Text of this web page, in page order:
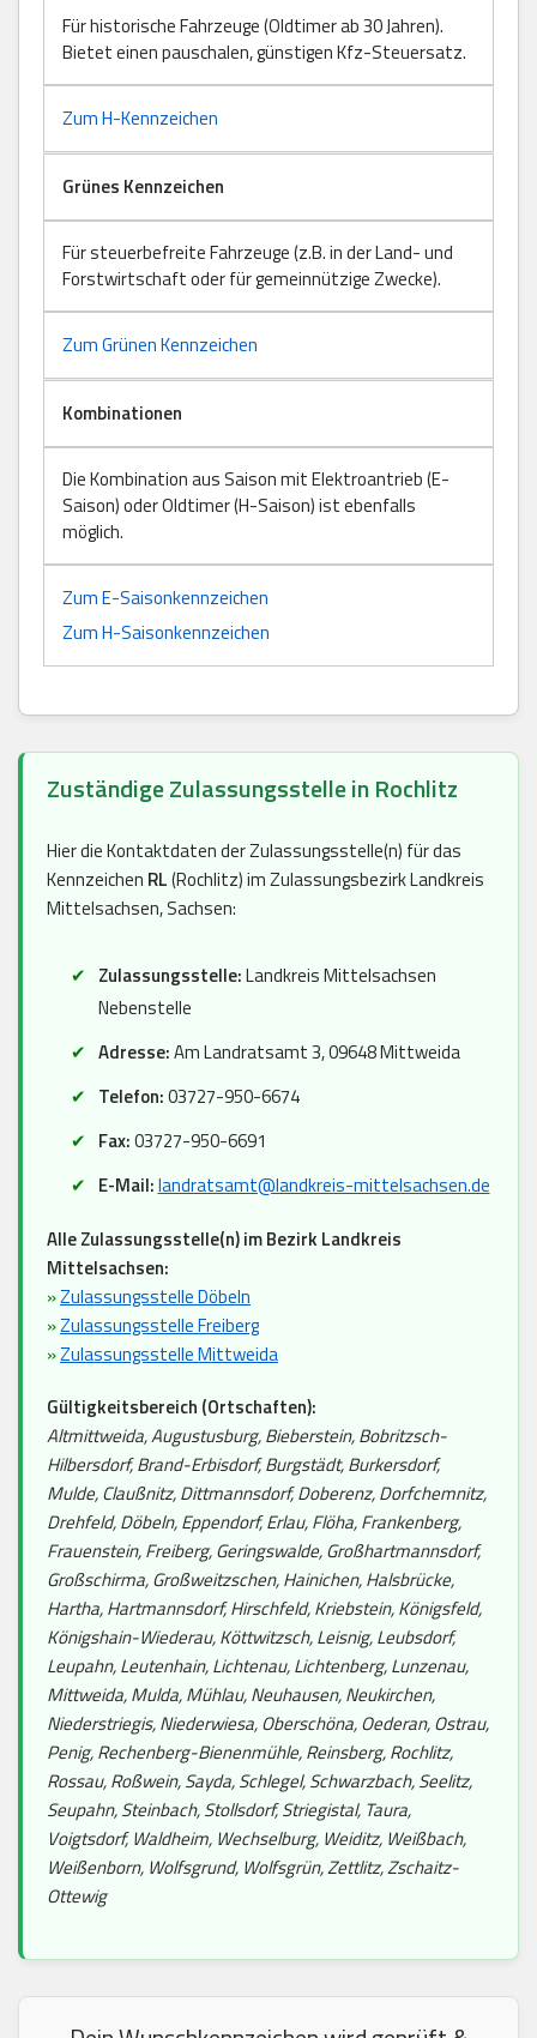
Für historische Fahrzeuge (Oldtimer ab 30 Jahren).
Bietet einen pauschalen, günstigen Kfz-Steuersatz.
Zum H-Kennzeichen
Grünes Kennzeichen
Für steuerbefreite Fahrzeuge (z.B. in der Land- und
Forstwirtschaft oder für gemeinnützige Zwecke).
Zum Grünen Kennzeichen
Kombinationen
Die Kombination aus Saison mit Elektroantrieb (E-
Saison) oder Oldtimer (H-Saison) ist ebenfalls
möglich.
Zum E-Saisonkennzeichen
Zum H-Saisonkennzeichen
Zuständige Zulassungsstelle in Rochlitz
Hier die Kontaktdaten der Zulassungsstelle(n) für das
Kennzeichen RL(Rochlitz) im Zulassungsbezirk Landkreis
Mittelsachsen, Sachsen:
Zulassungsstelle:Landkreis Mittelsachsen
Nebenstelle
Adresse:Am Landratsamt 3, 09648 Mittweida
Telefon:03727-950-6674
Fax:03727-950-6691
E-Mail:landratsamt@landkreis-mittelsachsen.de
Alle Zulassungsstelle(n) im Bezirk Landkreis
Mittelsachsen:
»Zulassungsstelle Döbeln
»Zulassungsstelle Freiberg
»Zulassungsstelle Mittweida
Gültigkeitsbereich (Ortschaften):
Altmittweida, Augustusburg, Bieberstein, Bobritzsch-
Hilbersdorf, Brand-Erbisdorf, Burgstädt, Burkersdorf,
Mulde, Claußnitz, Dittmannsdorf, Doberenz, Dorfchemnitz,
Drehfeld, Döbeln, Eppendorf, Erlau, Flöha, Frankenberg,
Frauenstein, Freiberg, Geringswalde, Großhartmannsdorf,
Großschirma, Großweitzschen, Hainichen, Halsbrücke,
Hartha, Hartmannsdorf, Hirschfeld, Kriebstein, Königsfeld,
Königshain-Wiederau, Köttwitzsch, Leisnig, Leubsdorf,
Leupahn, Leutenhain, Lichtenau, Lichtenberg, Lunzenau,
Mittweida, Mulda, Mühlau, Neuhausen, Neukirchen,
Niederstriegis, Niederwiesa, Oberschöna, Oederan, Ostrau,
Penig, Rechenberg-Bienenmühle, Reinsberg, Rochlitz,
Rossau, Roßwein, Sayda, Schlegel, Schwarzbach, Seelitz,
Seupahn, Steinbach, Stollsdorf, Striegistal, Taura,
Voigtsdorf, Waldheim, Wechselburg, Weiditz, Weißbach,
Weißenborn, Wolfsgrund, Wolfsgrün, Zettlitz, Zschaitz-
Ottewig